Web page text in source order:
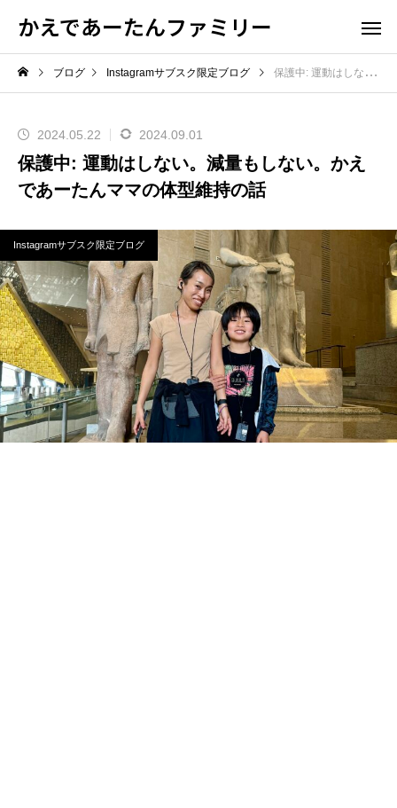
かえであーたんファミリー
ブログ Instagramサブスク限定ブログ 保護中: 運動はしない。減量もしない。かえであーたんママの体型維持の話
2024.05.22 2024.09.01
保護中: 運動はしない。減量もしない。かえ
であーたんママの体型維持の話
Instagramサブスク限定ブログ